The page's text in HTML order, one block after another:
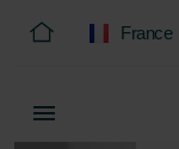
France